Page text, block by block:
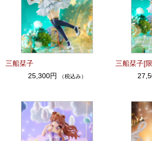
三船栞子
25,300円
（税込み）
三船栞子[